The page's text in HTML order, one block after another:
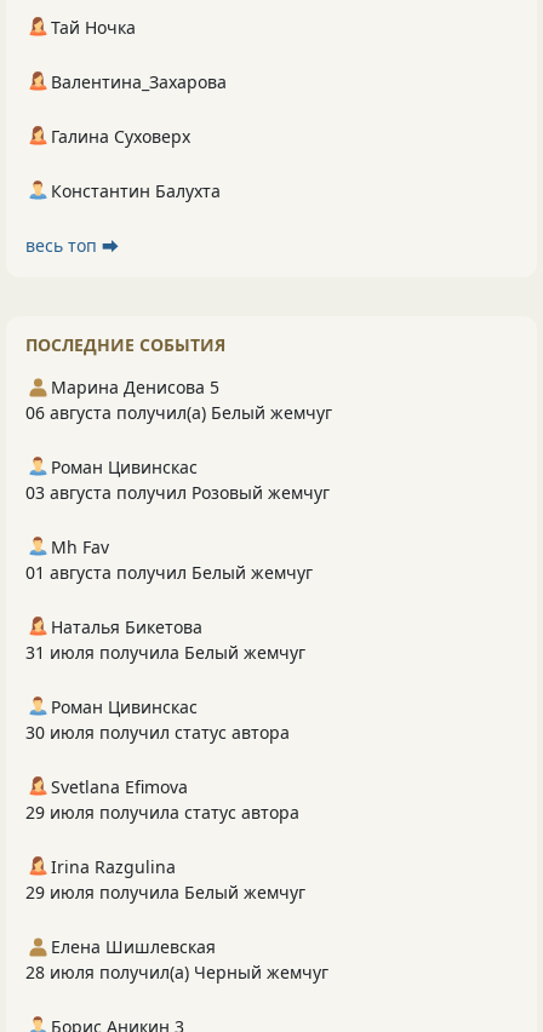
Тай Ночка
Валентина_Захарова
Галина Суховерх
Константин Балухта
весь топ ⮕
ПОСЛЕДНИЕ СОБЫТИЯ
Марина Денисова 5
06 августа получил(а) Белый жемчуг
Роман Цивинскас
03 августа получил Розовый жемчуг
Mh Fav
01 августа получил Белый жемчуг
Наталья Бикетова
31 июля получила Белый жемчуг
Роман Цивинскас
30 июля получил статус автора
Svetlana Efimova
29 июля получила статус автора
Irina Razgulina
29 июля получила Белый жемчуг
Елена Шишлевская
28 июля получил(а) Черный жемчуг
Борис Аникин 3